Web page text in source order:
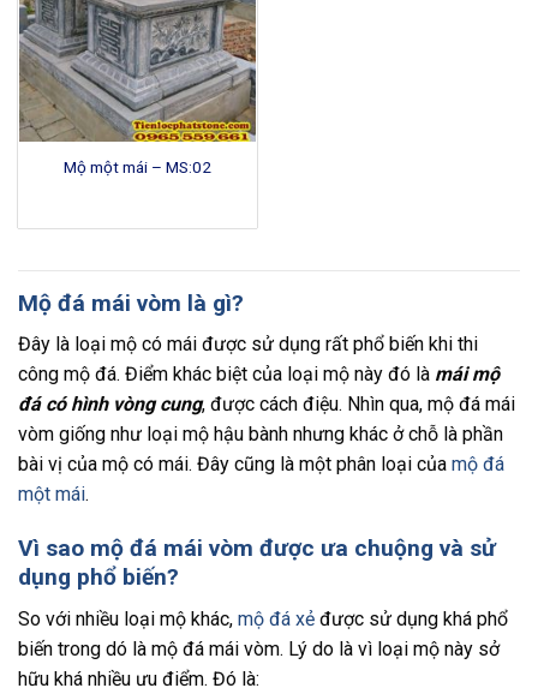
Mộ một mái – MS:02
Mộ đá mái vòm là gì?
Đây là loại mộ có mái được sử dụng rất phổ biến khi thi
công mộ đá. Điểm khác biệt của loại mộ này đó là mái mộ
đá có hình vòng cung, được cách điệu. Nhìn qua, mộ đá mái
vòm giống như loại mộ hậu bành nhưng khác ở chỗ là phần
bài vị của mộ có mái. Đây cũng là một phân loại của mộ đá
một mái.
Vì sao mộ đá mái vòm được ưa chuộng và sử
dụng phổ biến?
So với nhiều loại mộ khác, mộ đá xẻ được sử dụng khá phổ
biến trong dó là mộ đá mái vòm. Lý do là vì loại mộ này sở
hữu khá nhiều ưu điểm. Đó là: